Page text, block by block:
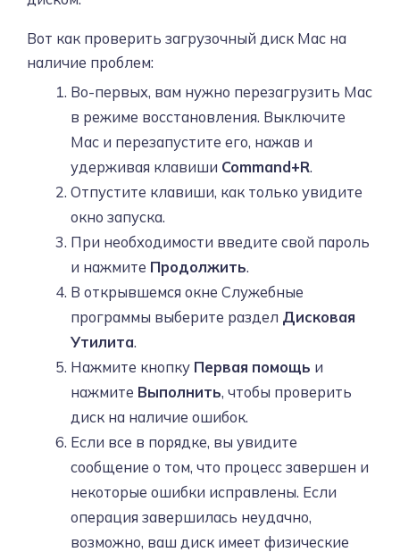
Вот как проверить загрузочный диск Mac на
наличие проблем:
Во-первых, вам нужно перезагрузить Mac
в режиме восстановления. Выключите
Mac и перезапустите его, нажав и
удерживая клавиши Command+R.
Отпустите клавиши, как только увидите
окно запуска.
При необходимости введите свой пароль
и нажмите Продолжить.
В открывшемся окне Служебные
программы выберите раздел Дисковая
Утилита.
Нажмите кнопку Первая помощь и
нажмите Выполнить, чтобы проверить
диск на наличие ошибок.
Если все в порядке, вы увидите
сообщение о том, что процесс завершен и
некоторые ошибки исправлены. Если
операция завершилась неудачно,
возможно, ваш диск имеет физические